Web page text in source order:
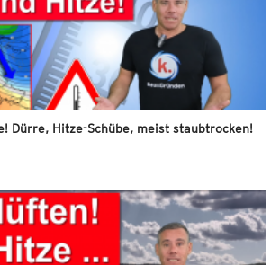
Dürre, Hitze-Schübe, meist staubtrocken!